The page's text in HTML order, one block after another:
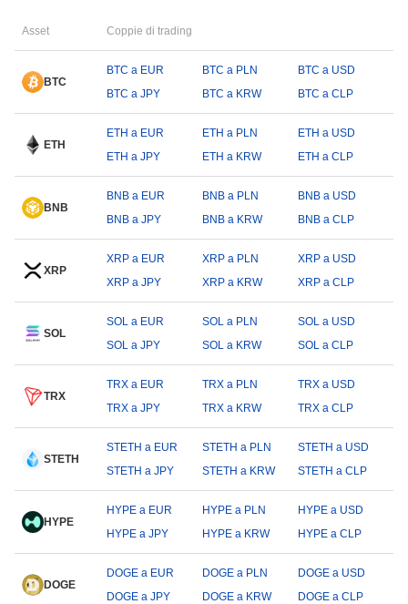
Asset Coppie di trading
BTC
BTC a EUR BTC a PLN
BTC a USD
BTC a JPY
BTC a KRW BTC a CLP
ETH
ETH a EUR ETH a PLN
ETH a USD
ETH a JPY
ETH a KRW ETH a CLP
BNB
BNB a EUR BNB a PLN
BNB a USD
BNB a JPY
BNB a KRW BNB a CLP
XRP
XRP a EUR XRP a PLN
XRP a USD
XRP a JPY
XRP a KRW XRP a CLP
SOL
SOL a EUR SOL a PLN
SOL a USD
SOL a JPY
SOL a KRW SOL a CLP
TRX
TRX a EUR TRX a PLN
TRX a USD
TRX a JPY
TRX a KRW TRX a CLP
STETH
STETH a EUR STETH a PLN
STETH a USD
STETH a JPY
STETH a KRW STETH a CLP
HYPE
HYPE a EUR HYPE a PLN
HYPE a USD
HYPE a JPY
HYPE a KRW HYPE a CLP
DOGE
DOGE a EUR DOGE a PLN
DOGE a USD
DOGE a JPY
DOGE a KRW DOGE a CLP